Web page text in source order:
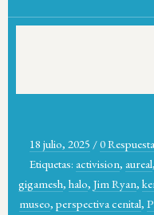
18 julio, 2025 /0
Etiquetas: activision, aureal,
gigamesh, halo, Jim Ryan,
museo, perspectiva cenital,